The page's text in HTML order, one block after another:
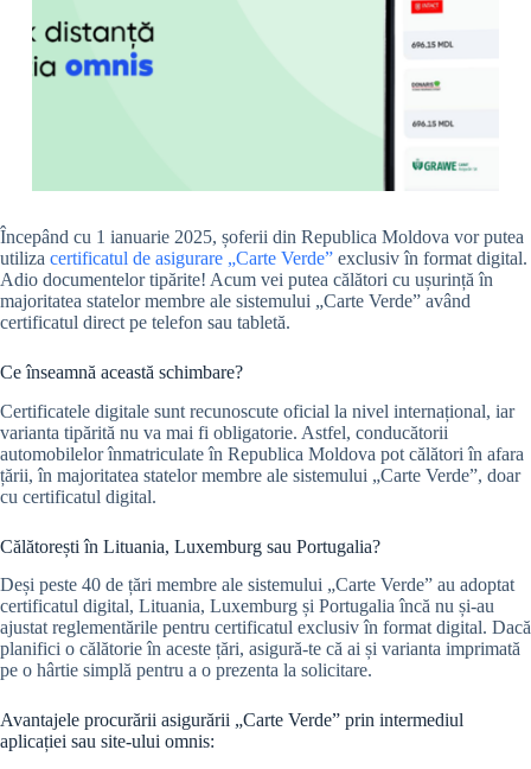
Începând cu 1 ianuarie 2025, șoferii din Republica Moldova vor putea
utiliza certificatul de asigurare „Carte Verde” exclusiv în format digital.
Adio documentelor tipărite! Acum vei putea călători cu ușurință în
majoritatea statelor membre ale sistemului „Carte Verde” având
certificatul direct pe telefon sau tabletă.
Ce înseamnă această schimbare?
Certificatele digitale sunt recunoscute oficial la nivel internațional, iar
varianta tipărită nu va mai fi obligatorie. Astfel, conducătorii
automobilelor înmatriculate în Republica Moldova pot călători în afara
țării, în majoritatea statelor membre ale sistemului „Carte Verde”, doar
cu certificatul digital.
Călătorești în Lituania, Luxemburg sau Portugalia?
Deși peste 40 de țări membre ale sistemului „Carte Verde” au adoptat
certificatul digital, Lituania, Luxemburg și Portugalia încă nu și-au
ajustat reglementările pentru certificatul exclusiv în format digital. Dacă
planifici o călătorie în aceste țări, asigură-te că ai și varianta imprimată
pe o hârtie simplă pentru a o prezenta la solicitare.
Avantajele procurării asigurării „Carte Verde” prin intermediul
aplicației sau site-ului omnis: